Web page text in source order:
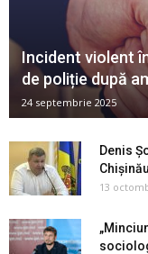
Incident violent
de poliție după
24 septembrie 2025
Denis
13